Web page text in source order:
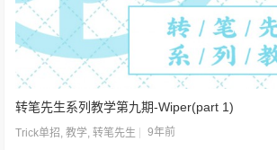
转笔先生系列教学第九期-Wiper(part 1)
Trick单招,教学,转笔先生 9年前